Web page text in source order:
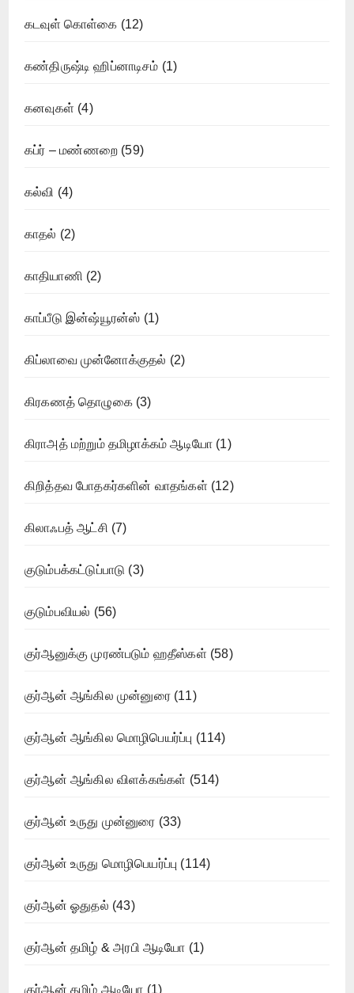
கடவுள் கொள்கை (12)
கண்திருஷ்டி ஹிப்னாடிசம் (1)
கனவுகள் (4)
கப்ர் – மண்ணறை (59)
கல்வி (4)
காதல் (2)
காதியாணி (2)
காப்பீடு இன்ஷ்யூரன்ஸ் (1)
கிப்லாவை முன்னோக்குதல் (2)
கிரகணத் தொழுகை(3)
கிராஅத் மற்றும் தமிழாக்கம் ஆடியோ (1)
கிறித்தவ போதகர்களின் வாதங்கள் (12)
கிலாஃபத் ஆட்சி (7)
குடும்பக்கட்டுப்பாடு (3)
குடும்பவியல் (56)
குர்ஆனுக்கு முரண்படும் ஹதீஸ்கள் (58)
குர்ஆன் ஆங்கில முன்னுரை(11)
குர்ஆன் ஆங்கில மொழிபெயர்ப்பு (114)
குர்ஆன் ஆங்கில விளக்கங்கள் (514)
குர்ஆன் உருது முன்னுரை (33)
குர்ஆன் உருது மொழிபெயர்ப்பு (114)
குர்ஆன் ஓதுதல் (43)
குர்ஆன் தமிழ் & அரபி ஆடியோ (1)
குர்ஆன் தமிழ் ஆடியோ (1)